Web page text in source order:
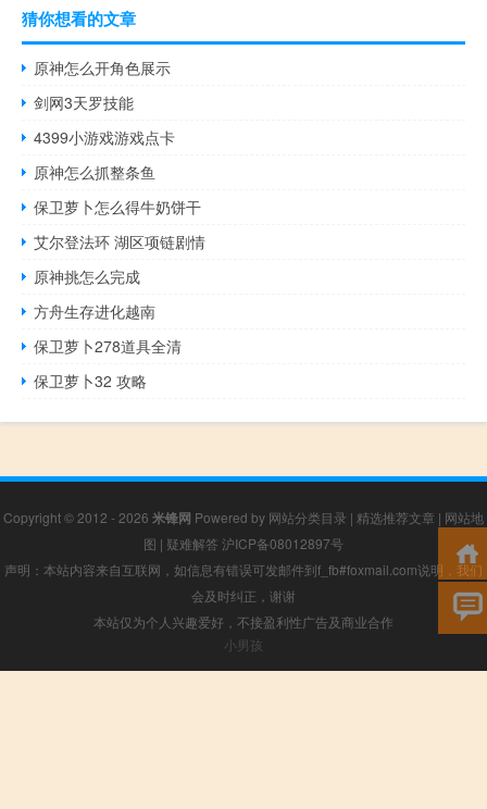
猜你想看的文章
原神怎么开角色展示
剑网3天罗技能
4399小游戏游戏点卡
原神怎么抓整条鱼
保卫萝卜怎么得牛奶饼干
艾尔登法环 湖区项链剧情
原神挑怎么完成
方舟生存进化越南
保卫萝卜278道具全清
保卫萝卜32 攻略
Copyright © 2012 - 2026 米锋网 Powered by 网站分类目录 | 精选推荐文章 | 网站地
图 | 疑难解答 沪ICP备08012897号
声明：本站内容来自互联网，如信息有错误可发邮件到f_fb#foxmail.com说明，我们
会及时纠正，谢谢
本站仅为个人兴趣爱好，不接盈利性广告及商业合作
小男孩